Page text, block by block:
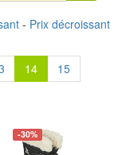
- Prix décroissant
14
15
-30%